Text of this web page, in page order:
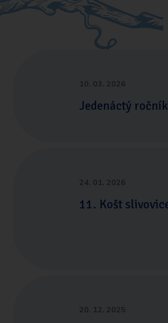
10. 03. 2026
Jedenáctý
24. 01. 2026
11. Košt
20. 12. 2025